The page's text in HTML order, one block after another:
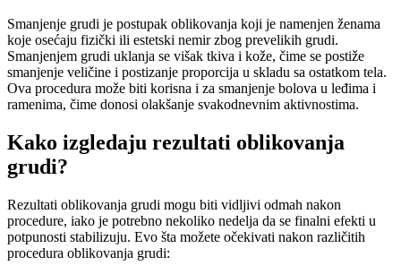
Smanjenje grudi je postupak oblikovanja koji je namenjen ženama
koje osećaju fizički ili estetski nemir zbog prevelikih grudi.
Smanjenjem grudi uklanja se višak tkiva i kože, čime se postiže
smanjenje veličine i postizanje proporcija u skladu sa ostatkom tela.
Ova procedura može biti korisna i za smanjenje bolova u leđima i
ramenima, čime donosi olakšanje svakodnevnim aktivnostima.
Kako izgledaju rezultati oblikovanja
grudi?
Rezultati oblikovanja grudi mogu biti vidljivi odmah nakon
procedure, iako je potrebno nekoliko nedelja da se finalni efekti u
potpunosti stabilizuju. Evo šta možete očekivati nakon različitih
procedura oblikovanja grudi: